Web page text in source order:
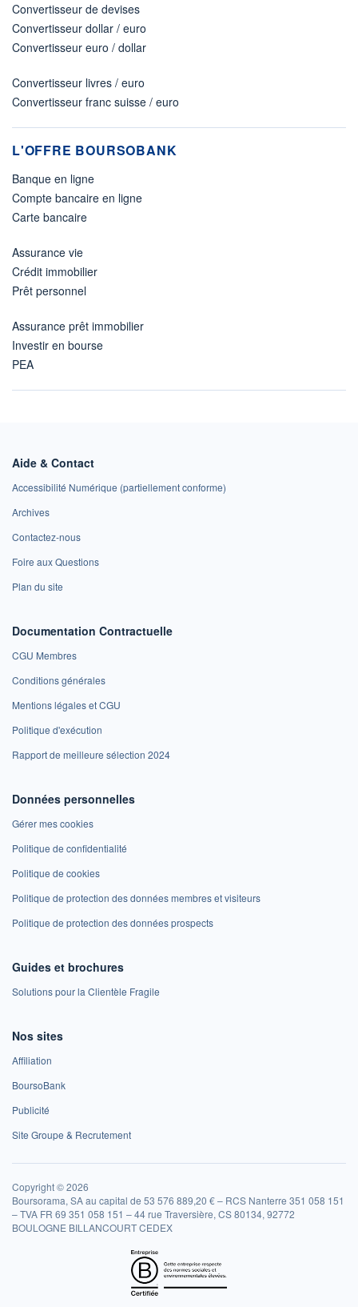
Convertisseur de devises
Convertisseur dollar / euro
Convertisseur euro / dollar
Convertisseur livres / euro
Convertisseur franc suisse / euro
L'OFFRE BOURSOBANK
Banque en ligne
Compte bancaire en ligne
Carte bancaire
Assurance vie
Crédit immobilier
Prêt personnel
Assurance prêt immobilier
Investir en bourse
PEA
Aide & Contact
Accessibilité Numérique (partiellement conforme)
Archives
Contactez-nous
Foire aux Questions
Plan du site
Documentation Contractuelle
CGU Membres
Conditions générales
Mentions légales et CGU
Politique d'exécution
Rapport de meilleure sélection 2024
Données personnelles
Gérer mes cookies
Politique de confidentialité
Politique de cookies
Politique de protection des données membres et visiteurs
Politique de protection des données prospects
Guides et brochures
Solutions pour la Clientèle Fragile
Nos sites
Affiliation
BoursoBank
Publicité
Site Groupe & Recrutement
Copyright © 2026
Boursorama, SA au capital de 53 576 889,20 € – RCS Nanterre 351 058 151
– TVA FR 69 351 058 151 – 44 rue Traversière, CS 80134, 92772
BOULOGNE BILLANCOURT CEDEX